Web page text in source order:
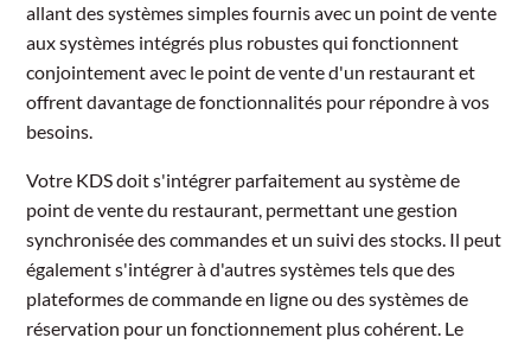
allant des systèmes simples fournis avec un point de vente
aux systèmes intégrés plus robustes qui fonctionnent
conjointement avec le point de vente d'un restaurant et
offrent davantage de fonctionnalités pour répondre à vos
besoins.
Votre KDS doit s'intégrer parfaitement au système de
point de vente du restaurant, permettant une gestion
synchronisée des commandes et un suivi des stocks. Il peut
également s'intégrer à d'autres systèmes tels que des
plateformes de commande en ligne ou des systèmes de
réservation pour un fonctionnement plus cohérent. Le